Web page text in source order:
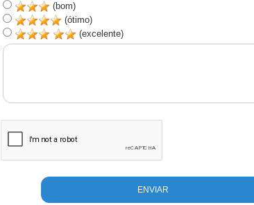
(bom)
(ótimo)
(excelente)